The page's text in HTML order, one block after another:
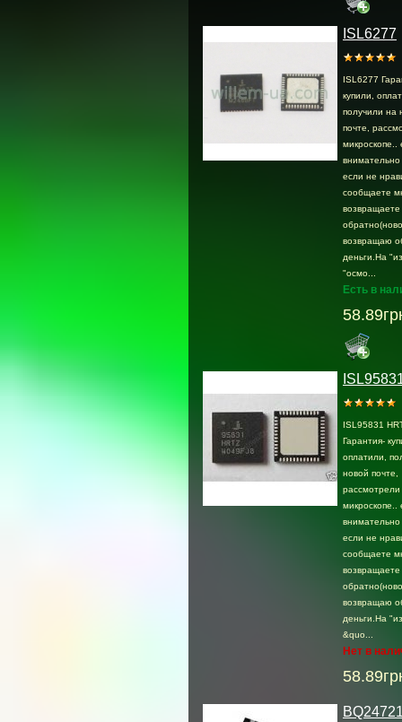
ISL6277
ISL6277
купили,
получили на
почте,
микроскопе..
внимательно
если не
сообщаете
возвращаете
возвращаю
деньги.На
"осмо...
Есть в
ISL95831
Гарантия-
оплатили,
новой почте,
микроскопе..
внимательно
если не
сообщаете
возвращаете
возвращаю
деньги.На
&quo...
Нет в